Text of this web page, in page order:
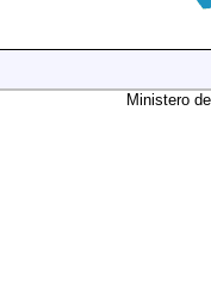
Ministero